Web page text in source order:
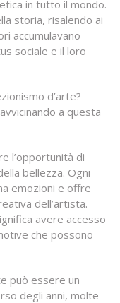
in tutto il mondo.
storia, risalendo ai
accumulavano
sociale e il loro
d’arte?
a questa
l’opportunità di
bellezza. Ogni
emozioni e offre
dell’artista.
avere accesso
che possono
può essere un
degli anni, molte